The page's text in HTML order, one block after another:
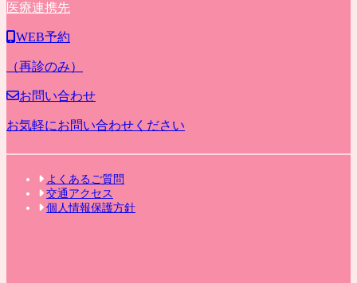
医療連携先
WEB予約
（再診のみ）
お問い合わせ
お気軽にお問い合わせください
よくあるご質問
交通アクセス
個人情報保護方針